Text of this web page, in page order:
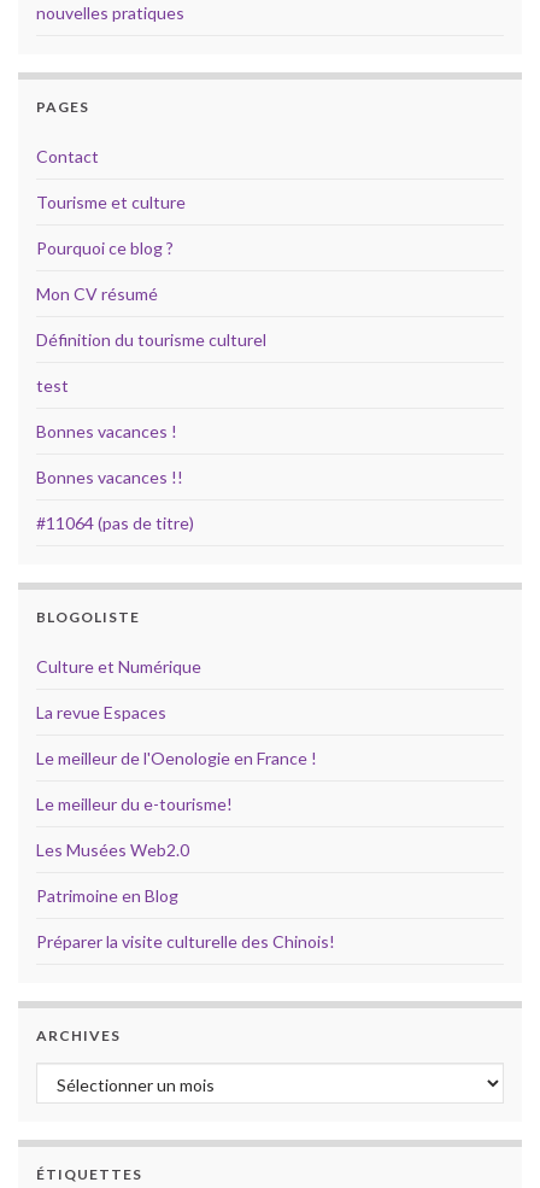
nouvelles pratiques
PAGES
Contact
Tourisme et culture
Pourquoi ce blog ?
Mon CV résumé
Définition du tourisme culturel
test
Bonnes vacances !
Bonnes vacances !!
#11064 (pas de titre)
BLOGOLISTE
Culture et Numérique
La revue Espaces
Le meilleur de l'Oenologie en France !
Le meilleur du e-tourisme!
Les Musées Web2.0
Patrimoine en Blog
Préparer la visite culturelle des Chinois!
ARCHIVES
Archives
ÉTIQUETTES